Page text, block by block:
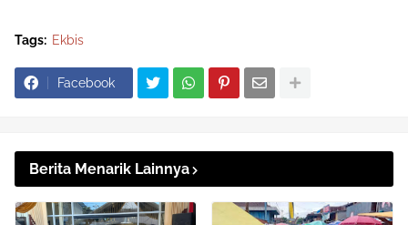
Tags: Ekbis
Facebook
Berita Menarik Lainnya